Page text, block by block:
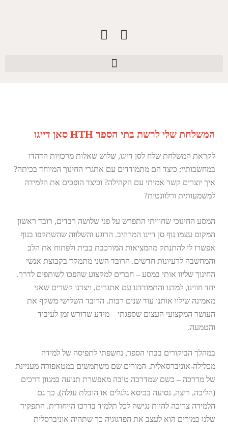
המשלחת שלי לרשת בתי הספר HTH סאן דייגו
לקראת המשלחת שלח לסן דייגו, שלוש שאלות מרכזיות הדהדו
במחשבותיי: כיצד הם מתמודדים עם אתגרי החינוך המיוחד בכיתה?
איך יוצרים קשר אמיתי עם הקהילה? וכיצד הופכים את הלמידה
למשמעותית ורלוונטית?
המסע החינוכי שחוויתי התפרש על פני שלושה רבדים, רובד ראשון
המקום עצמו נוף סן דייגו המרהיב. הרוגע והשלווה שהשתקפו בנוף
אפשרו לי להתנתק מהמציאות המורכבת בבית ולפתוח את הלב
והמחשבה לרעיונות חדשים. הרובד השני מתמקד בקבוצת אנשי
החינוך שליוו אותי במסע – חברים למקצוע שהפכו לשותפים לדרך.
יחד חווינו, למדנו והתמודדנו עם אתגרים, ויצרנו קשרים שאני
מאמינה שילוו אותנו עוד שנים רבות. הרובד השלישי משקף את
העושר המקצועי העצום שספגתי – מידע שדורש זמן לעיבוד
והטמעה.
במהלך הביקורים בבתי הספר, נחשפתי לתפיסה של למידה
מכלילה-אוניברסאלית. המורים שם משתמשים במטאפורה מעניינת
של מדרכה – כשם שמדרכה טובה מאפשרת תנועה במגוון דרכים
(הליכה, ריצה, נסיעה בכיסא גלגלים או הובלת עגלה), כך גם
הלמידה צריכה להיות נגישה לכל תלמיד בדרכו הייחודית. התפקיד
שלנו כמורים הוא לעצב את הפדגוגיה כך שתהיה אוניברסלית